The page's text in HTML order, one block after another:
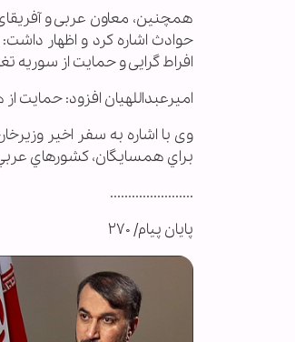
همچنین، معاون عربی و
حوادث اشاره کرد و اظهار داشت:
افراط گرایی و حمايت از سوریه
امیرعبداللهیان افزود: حمایت
وی با اشاره به سفر اخیر
براي همسايگان، كشورهاي
.......................
پایان پیام/ ۲۷۰